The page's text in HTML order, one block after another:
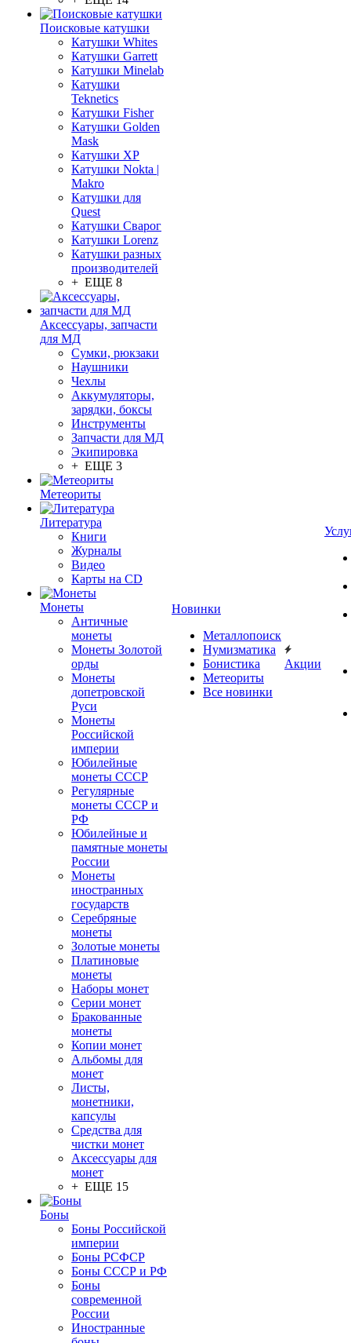
Поисковые катушки
Катушки Whites
Катушки Garrett
Катушки Minelab
Катушки
Teknetics
Катушки Fisher
Катушки Golden
Mask
Катушки XP
Катушки Nokta |
Makro
Катушки для
Quest
Катушки Сварог
Катушки Lorenz
Катушки разных
производителей
+ ЕЩЕ 8
Аксессуары, запчасти
для МД
Сумки, рюкзаки
Наушники
Чехлы
Аккумуляторы,
зарядки, боксы
Инструменты
Запчасти для МД
Экипировка
+ ЕЩЕ 3
Метеориты
Литература
Книги
Журналы
Видео
Карты на CD
Монеты
Античные
монеты
Монеты Золотой
орды
Монеты
допетровской
Руси
Монеты
Российской
империи
Юбилейные
монеты СССР
Регулярные
монеты СССР и
РФ
Юбилейные и
памятные монеты
России
Монеты
иностранных
государств
Серебряные
монеты
Золотые монеты
Платиновые
монеты
Наборы монет
Серии монет
Бракованные
монеты
Копии монет
Альбомы для
монет
Листы,
монетники,
капсулы
Средства для
чистки монет
Аксессуары для
монет
+ ЕЩЕ 15
Боны
Боны Российской
империи
Боны РСФСР
Боны СССР и РФ
Боны
современной
России
Иностранные
Новинки
Металлопоиск
Нумизматика
Бонистика
Метеориты
Все новинки
Акции